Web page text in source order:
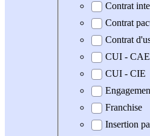
Contrat
Contrat
Contrat
CUI - CAE
CUI - CIE
Franchise
Insertion